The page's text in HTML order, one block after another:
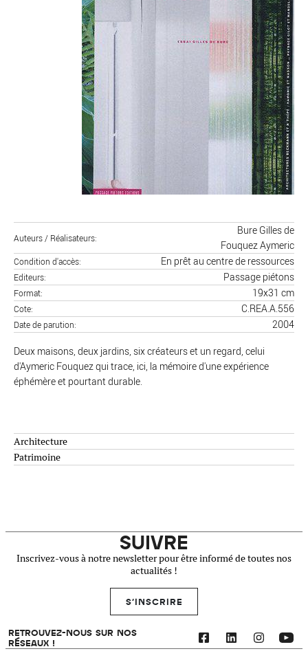
Architecture
Patrimoine
Auteurs / Réalisateurs
Bure Gilles de
Fouquez Aymeric
Condition d'accès En prêt au centre de ressources
Editeurs Passage piétons
Format 19x31 cm
Cote C.REA.A.556
Date de parution 2004
Deux maisons, deux jardins, six créateurs et un regard, celui
d'Aymeric Fouquez qui trace, ici, la mémoire d'une expérience
éphémère et pourtant durable.
SUIVRE
Inscrivez-vous à notre newsletter pour être informé de toutes nos
actualités !
S'INSCRIRE
RETROUVEZ-NOUS SUR NOS
RÉSEAUX !